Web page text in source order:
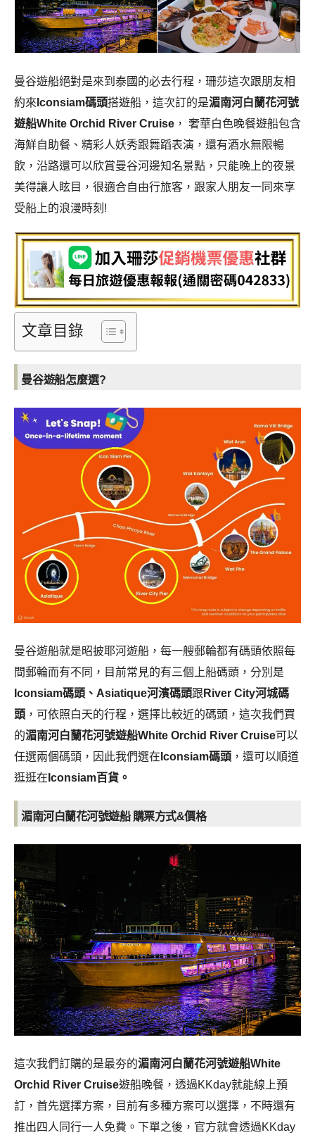
曼谷遊船絕對是來到泰國的必去行程，珊莎這次跟朋友相
約來 Iconsiam碼頭搭遊船，這次訂的是湄南河白蘭花河號
遊船White Orchid River Cruise ， 奢華白色晚餐遊船包含
海鮮自助餐、精彩人妖秀跟舞蹈表演，還有酒水無限暢
飲，沿路還可以欣賞曼谷河邊知名景點，只能晚上的夜景
美得讓人眩目，很適合自由行旅客，跟家人朋友一同來享
受船上的浪漫時刻!
文章目錄
曼谷遊船怎麼選?
曼谷遊船就是昭披耶河遊船，每一艘郵輪都有碼頭依照每
間郵輪而有不同，目前常見的有三個上船碼頭，分別是
Iconsiam碼頭、Asiatique河濱碼頭跟 River City河城碼
頭 ，可依照白天的行程，選擇比較近的碼頭，這次我們買
的湄南河白蘭花河號遊船White Orchid River Cruise可以
任選兩個碼頭，因此我們選在 Iconsiam碼頭 ，還可以順道
逛逛在 Iconsiam百貨。
湄南河白蘭花河號遊船 購票方式&價格
這次我們訂購的是最夯的湄南河白蘭花河號遊船White
Orchid River Cruise遊船晚餐，透過KKday就能線上預
訂，首先選擇方案，目前有多種方案可以選擇，不時還有
推出四人同行一人免費。下單之後，官方就會透過KKday